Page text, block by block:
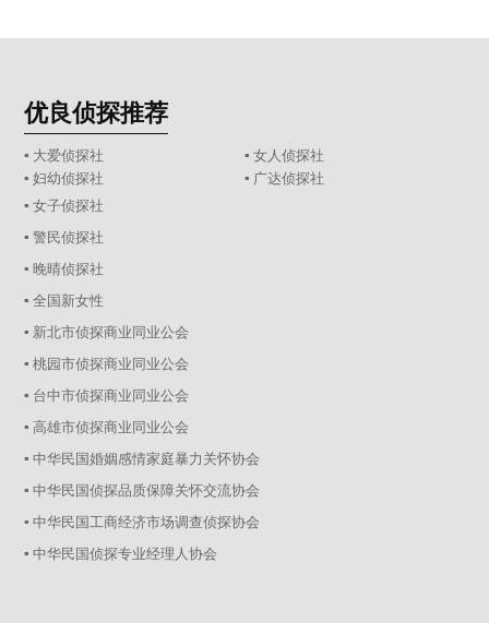
优良侦探推荐
▪ 大爱侦探社
▪ 女人侦探社
▪ 妇幼侦探社
▪ 广达侦探社
▪ 女子侦探社
▪ 警民侦探社
▪ 晚晴侦探社
▪ 全国新女性
▪ 新北市侦探商业同业公会
▪ 桃园市侦探商业同业公会
▪ 台中市侦探商业同业公会
▪ 高雄市侦探商业同业公会
▪ 中华民国婚姻感情家庭暴力关怀协会
▪ 中华民国侦探品质保障关怀交流协会
▪ 中华民国工商经济市场调查侦探协会
▪ 中华民国侦探专业经理人协会